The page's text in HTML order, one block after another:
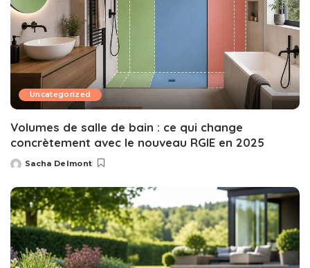
Uncategorized
Volumes de salle de bain : ce qui change
concrètement avec le nouveau RGIE en 2025
Posted
Sacha Delmont